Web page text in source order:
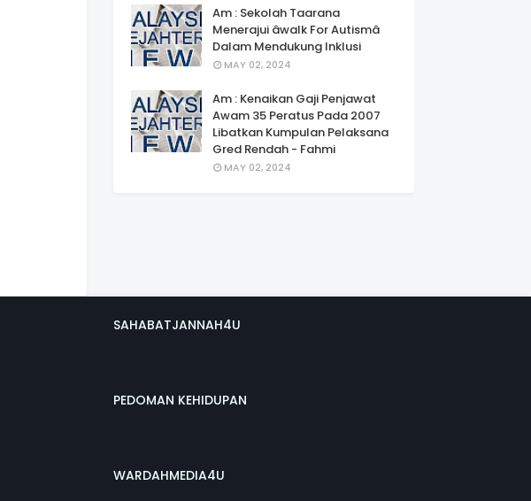
Am : Sekolah Taarana
Menerajui âwalk For Autismâ
Dalam Mendukung Inklusi
MAY 02, 2024
Am : Kenaikan Gaji Penjawat
Awam 35 Peratus Pada 2007
Libatkan Kumpulan Pelaksana
Gred Rendah - Fahmi
MAY 02, 2024
SAHABATJANNAH4U
PEDOMAN KEHIDUPAN
WARDAHMEDIA4U